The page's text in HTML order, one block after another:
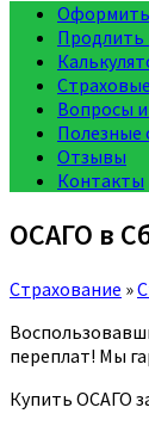
Продлить
Вопросы
Полезные
Отзывы
Контакты
ОСАГО в
Страхование »
переплат! Мы
Купить ОСАГО